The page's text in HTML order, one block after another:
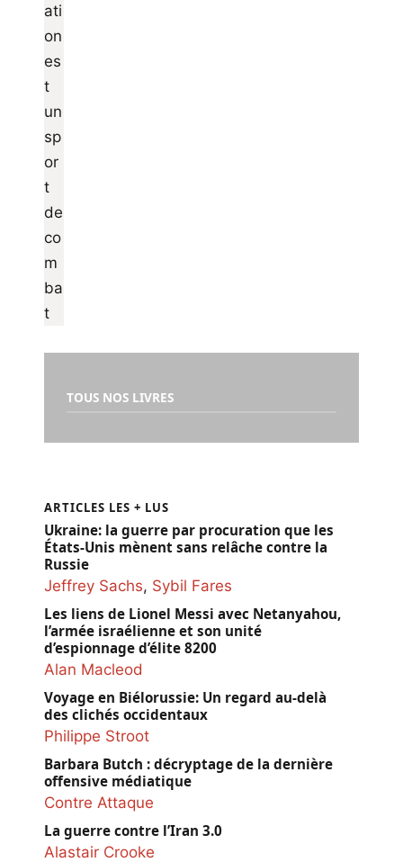
TOUS NOS LIVRES
ARTICLES LES + LUS
Ukraine: la guerre par procuration que les
États-Unis mènent sans relâche contre la
Russie
Jeffrey Sachs, Sybil Fares
Les liens de Lionel Messi avec Netanyahou,
l’armée israélienne et son unité
d’espionnage d’élite 8200
Alan Macleod
Voyage en Biélorussie: Un regard au-delà
des clichés occidentaux
Philippe Stroot
Barbara Butch : décryptage de la dernière
offensive médiatique
Contre Attaque
La guerre contre l’Iran 3.0
Alastair Crooke